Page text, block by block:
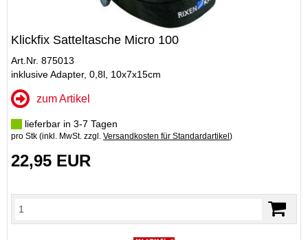
Klickfix Satteltasche Micro 100
Art.Nr. 875013
inklusive Adapter, 0,8l, 10x7x15cm
zum Artikel
lieferbar in 3-7 Tagen
pro Stk (inkl. MwSt. zzgl. Versandkosten für Standardartikel)
22,95 EUR